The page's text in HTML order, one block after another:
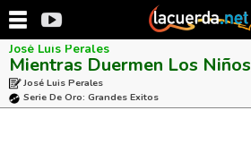
José Luis Perales
Mientras Duermen Los Niños
José Luis Perales
Serie De Oro: Grandes Exitos